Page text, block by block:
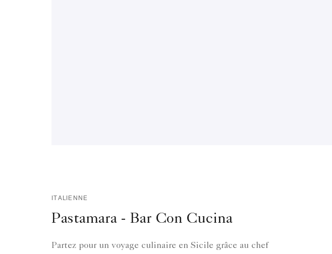
ITALIENNE
Pastamara - Bar Con Cucina
Partez pour un voyage culinaire en Sicile grâce au chef